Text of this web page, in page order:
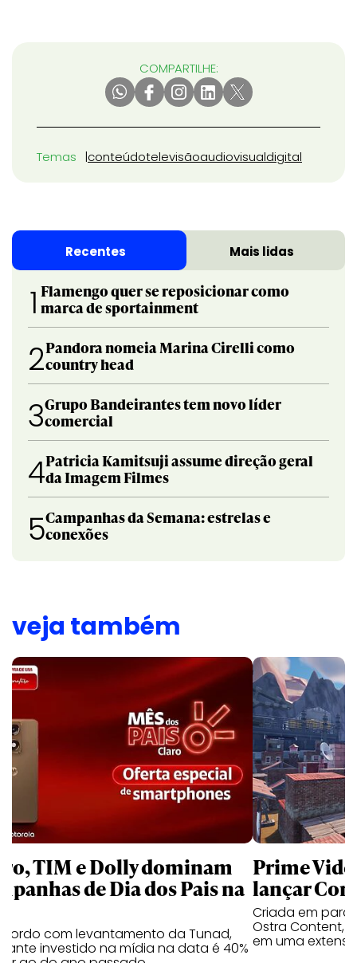
COMPARTILHE:
Temas conteúdotelevisãoaudiovisualdigital
Recentes Mais lidas
1 Flamengo quer se reposicionar como
marca de sportainment
2Pandora nomeia Marina Cirelli como
country head
3Grupo Bandeirantes tem novo líder
comercial
4Patricia Kamitsuji assume direção geral
da Imagem Filmes
5Campanhas da Semana: estrelas e
conexões
veja também
TIM e Dolly dominam
de Dia dos Pais na
com levantamento da Tunad,
investido na mídia na data é 40%
Prime
lançar
Criada em
Ostra Content,
em uma